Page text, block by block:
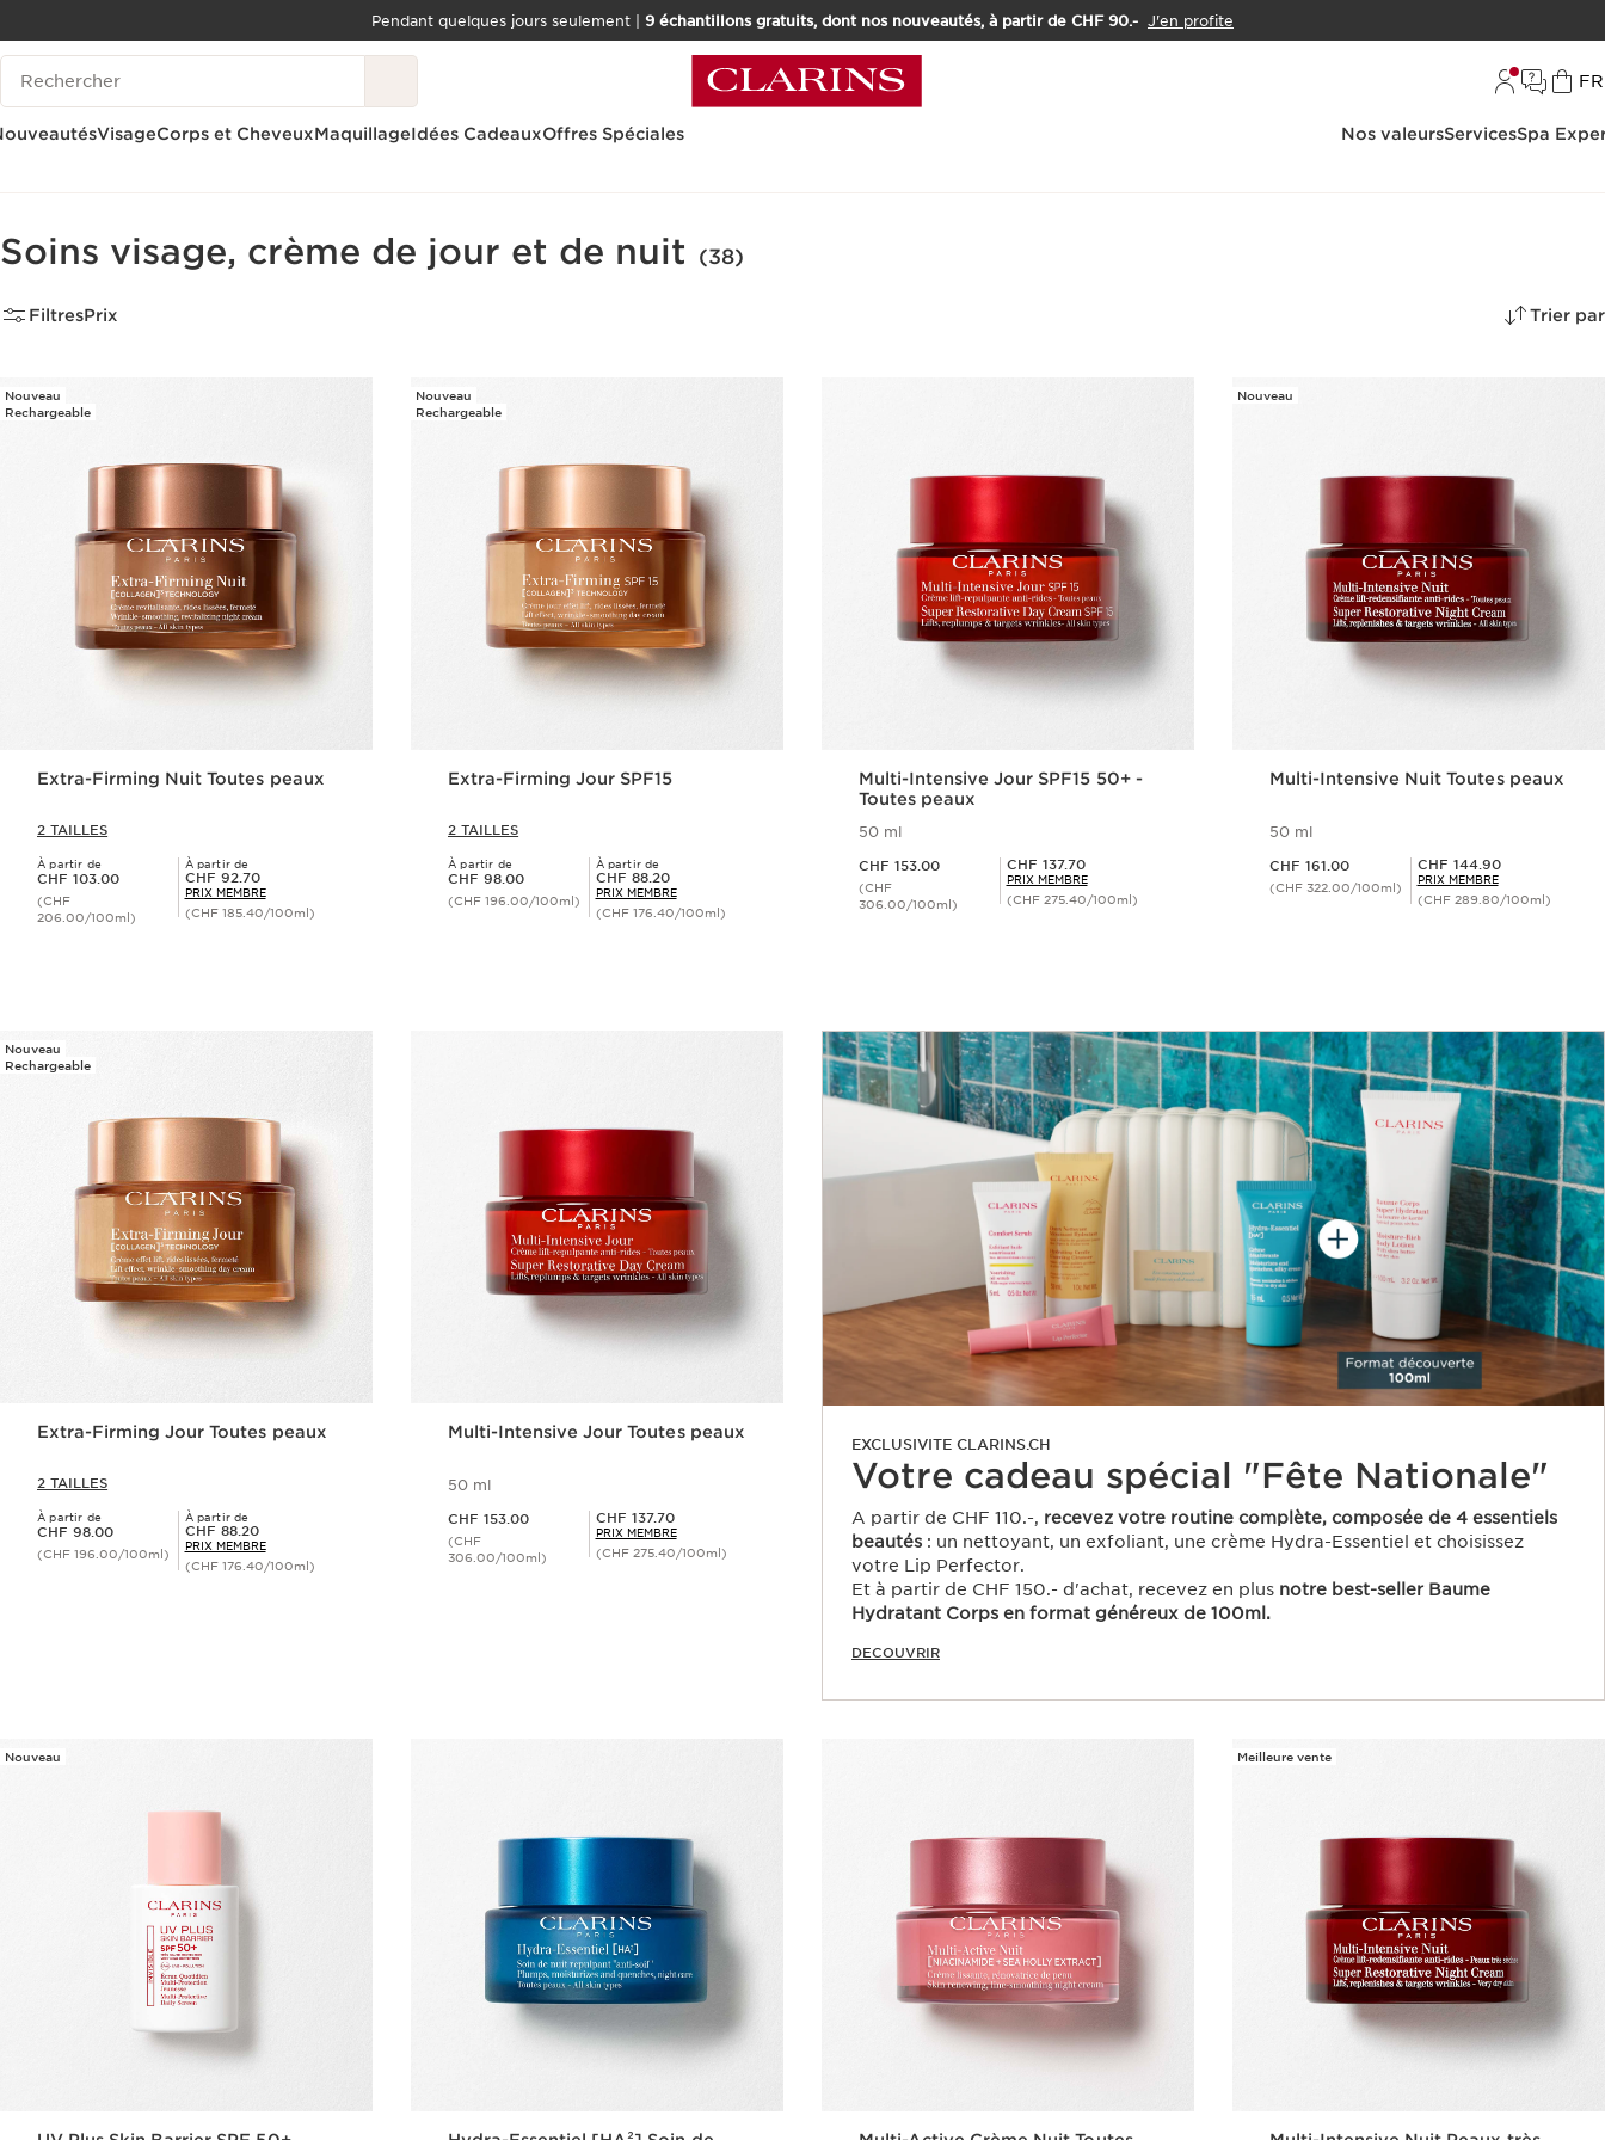
ALLER AU CONTENU
ALLER AU PIED DE PAGE
OUTIL D'ACCESSIBILITÉ
Pendant quelques jours seulement | 9 échantillons gratuits, dont nos nouveautés, à partir de CHF 90.- J'en profite
Historique des recherches
FR
VisageCorps et CheveuxMaquillageIdées CadeauxOffres Spéciales Nos valeursServicesSpa
Soins visage, crème de jour et de nuit (38)
FiltresPrix Trier par
Nouveau
Rechargeable
Extra-Firming Nuit Toutes peaux
2 TAILLES
À partir de
Nouveau prix CHF 103.00
CHF 103.00
(CHF
206.00/100ml)
À partir de
Prix Sérénité CHF 92.70
CHF 92.70
PRIX MEMBRE
(CHF 185.40/100ml)
Nouveau
Rechargeable
Extra-Firming Jour SPF15
2 TAILLES
À partir de
Nouveau prix CHF 98.00
CHF 98.00
(CHF 196.00/100ml)
À partir de
Prix Sérénité CHF 88.20
CHF 88.20
PRIX MEMBRE
(CHF 176.40/100ml)
Multi-Intensive Jour SPF15 50+ -
Toutes peaux
50 ml
CHF 153.00
(CHF
306.00/100ml)
Prix Sérénité CHF 137.70
CHF 137.70
PRIX MEMBRE
(CHF 275.40/100ml)
Nouveau
Multi-Intensive Nuit Toutes peaux
50 ml
CHF 161.00
(CHF 322.00/100ml)
Prix Sérénité CHF 144.90
CHF 144.90
PRIX MEMBRE
(CHF 289.80/100ml)
Nouveau
Rechargeable
Extra-Firming Jour Toutes peaux
2 TAILLES
À partir de
Nouveau prix CHF 98.00
CHF 98.00
(CHF 196.00/100ml)
À partir de
Prix Sérénité CHF 88.20
CHF 88.20
PRIX MEMBRE
(CHF 176.40/100ml)
Multi-Intensive Jour Toutes peaux
50 ml
CHF 153.00
(CHF
306.00/100ml)
Prix Sérénité CHF 137.70
CHF 137.70
PRIX MEMBRE
(CHF 275.40/100ml)
EXCLUSIVITE CLARINS.CH
Votre cadeau spécial "Fête Nationale"
A partir de CHF 110.-, recevez votre routine complète, composée de 4 essentiels
beautés : un nettoyant, un exfoliant, une crème Hydra-Essentiel et choisissez
votre Lip Perfector.
Et à partir de CHF 150.- d'achat, recevez en plus notre best-seller Baume
Hydratant Corps en format généreux de 100ml.
DECOUVRIR
Nouveau Meilleure vente